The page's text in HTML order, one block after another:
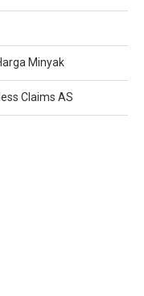
Minyak
Claims AS